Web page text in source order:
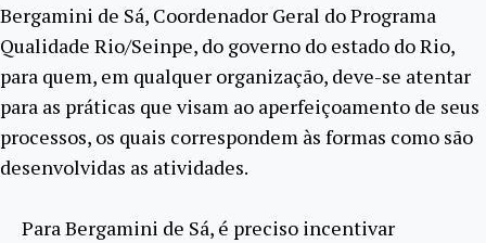
Bergamini de Sá, Coordenador Geral do Programa
Qualidade Rio/Seinpe, do governo do estado do Rio,
para quem, em qualquer organização, deve-se atentar
para as práticas que visam ao aperfeiçoamento de seus
processos, os quais correspondem às formas como são
desenvolvidas as atividades.
Para Bergamini de Sá, é preciso incentivar